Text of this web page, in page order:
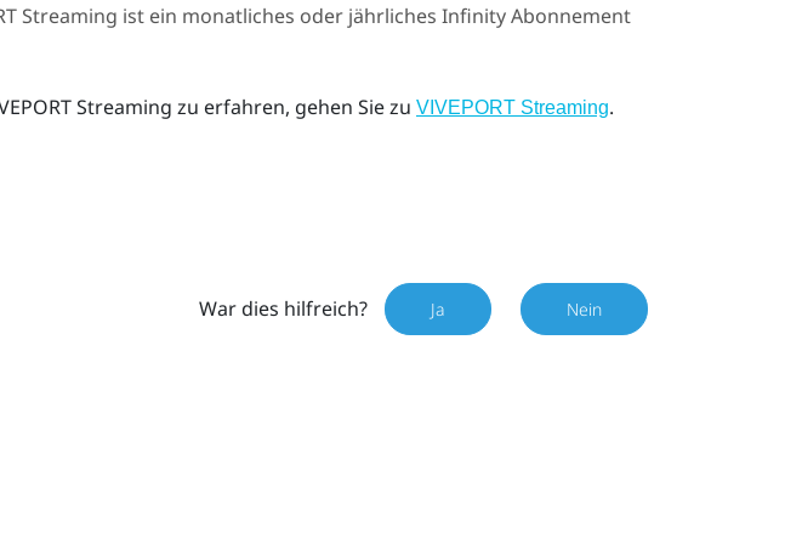
Streaming ist ein monatliches oder jährliches Infinity Abonnement
Streaming zu erfahren, gehen Sie zu VIVEPORT Streaming.
War dies hilfreich? Ja Nein